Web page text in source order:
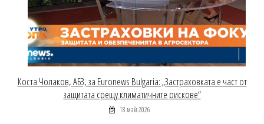
Коста Чолаков, АБЗ, за Euronews Bulgaria: „Застраховката е част от
защитата срещу климатичните рискове“
18 май 2026